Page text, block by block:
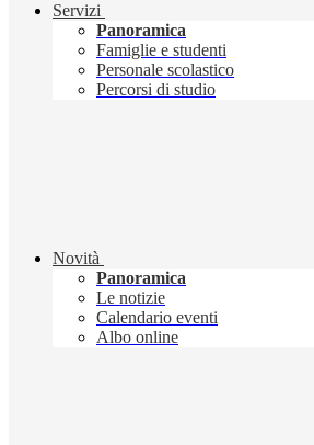
Servizi
Panoramica
Famiglie e studenti
Personale scolastico
Percorsi di studio
Novità
Panoramica
Le notizie
Calendario eventi
Albo online